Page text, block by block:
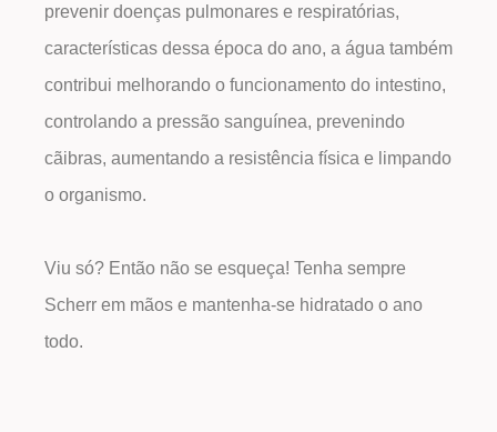
prevenir doenças pulmonares e respiratórias,
características dessa época do ano, a água também
contribui melhorando o funcionamento do intestino,
controlando a pressão sanguínea, prevenindo
cãibras, aumentando a resistência física e limpando
o organismo.
Viu só? Então não se esqueça! Tenha sempre
Scherr em mãos e mantenha-se hidratado o ano
todo.